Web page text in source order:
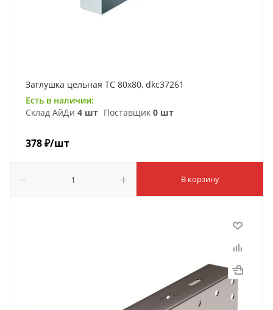
Заглушка цельная ТС 80х80, dkc37261
Есть в наличии:
Склад АйДи 4 шт Поставщик 0 шт
378₽/шт
В корзину